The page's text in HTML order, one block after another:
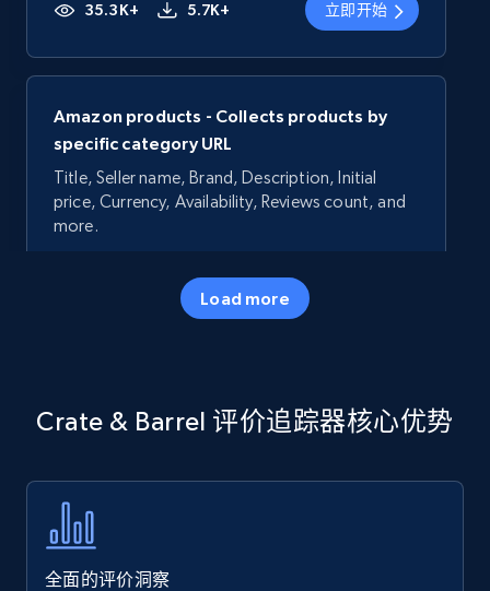
35.3K+ 5.7K+ 立即开始
Amazon products - Collects products by
specific category URL
Title, Seller name, Brand, Description, Initial
price, Currency, Availability, Reviews count, and
more.
5.7K+
specific keywords
price, Currency, Availability, Reviews count, and
more.
Load more
Crate & Barrel 评价追踪器核心优势
全面的评价洞察